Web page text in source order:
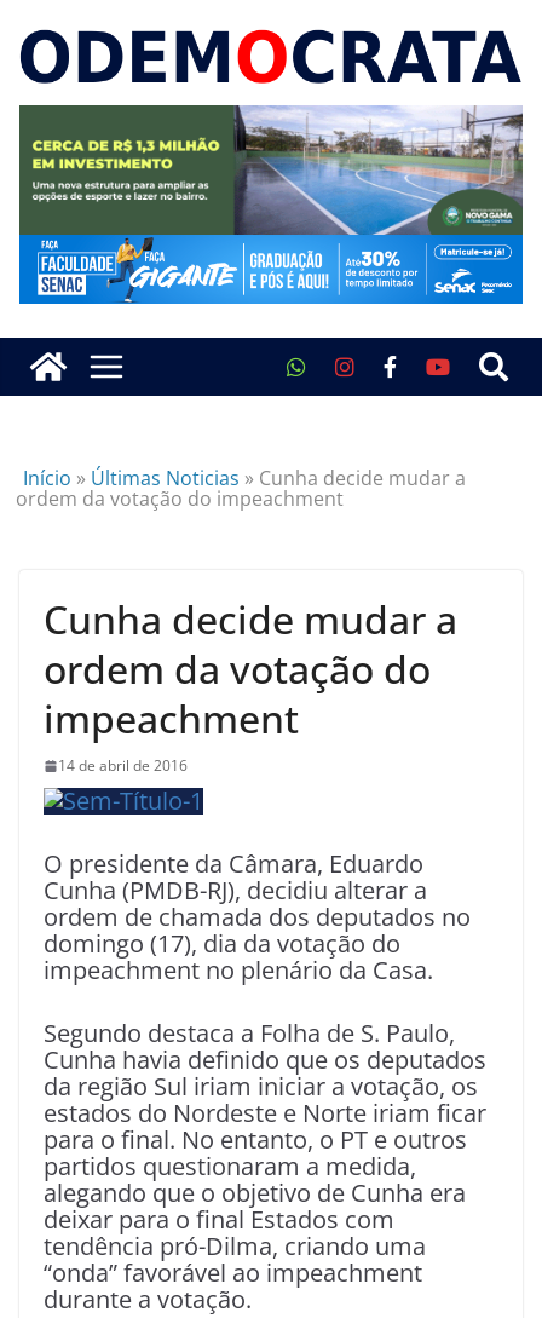
Início » Últimas Noticias » Cunha decide mudar a
ordem da votação do impeachment
Cunha decide mudar a
ordem da votação do
impeachment
14 de abril de 2016
O presidente da Câmara, Eduardo
Cunha (PMDB-RJ), decidiu alterar a
ordem de chamada dos deputados no
domingo (17), dia da votação do
impeachment no plenário da Casa.
Segundo destaca a Folha de S. Paulo,
Cunha havia definido que os deputados
da região Sul iriam iniciar a votação, os
estados do Nordeste e Norte iriam ficar
para o final. No entanto, o PT e outros
partidos questionaram a medida,
alegando que o objetivo de Cunha era
deixar para o final Estados com
tendência pró-Dilma, criando uma
“onda” favorável ao impeachment
durante a votação.